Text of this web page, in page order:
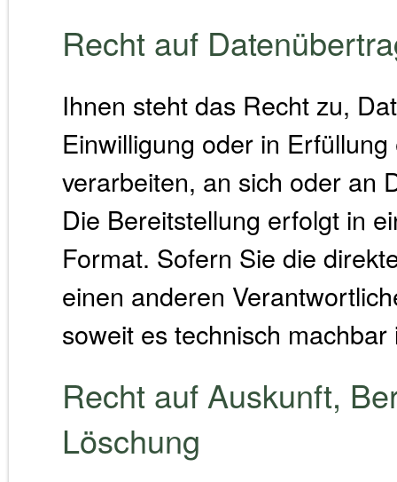
Recht auf
Ihnen steht das Recht zu,
Einwilligung oder in
verarbeiten, an sich oder an
Die Bereitstellung erfolgt in
Format. Sofern Sie die
einen anderen
soweit es technisch machbar
Recht auf Auskunft,
Löschung